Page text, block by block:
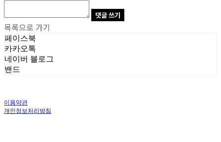
댓글 쓰기
목록으로 가기
페이스북
카카오톡
네이버 블로그
밴드
이용약관
개인정보처리방침